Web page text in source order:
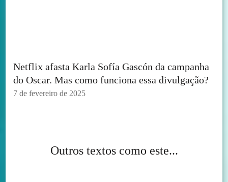
Netflix afasta Karla Sofía Gascón da campanha
do Oscar. Mas como funciona essa divulgação?
7 de fevereiro de 2025
Outros textos como este...